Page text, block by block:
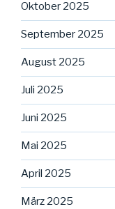
Oktober 2025
September 2025
August 2025
Juli 2025
Juni 2025
Mai 2025
April 2025
März 2025